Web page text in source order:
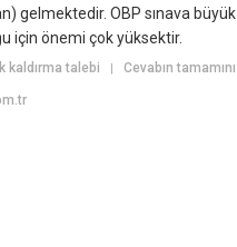
gelmektedir. OBP sınava
için önemi çok yüksektir.
kaldırma talebi |Cevabın